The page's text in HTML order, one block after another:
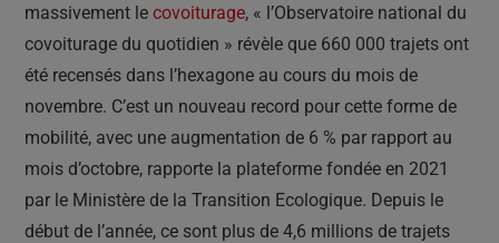
massivement le covoiturage, « l’Observatoire national du
covoiturage du quotidien » révèle que 660 000 trajets ont
été recensés dans l’hexagone au cours du mois de
novembre. C’est un nouveau record pour cette forme de
mobilité, avec une augmentation de 6 % par rapport au
mois d’octobre, rapporte la plateforme fondée en 2021
par le Ministère de la Transition Ecologique. Depuis le
début de l’année, ce sont plus de 4,6 millions de trajets